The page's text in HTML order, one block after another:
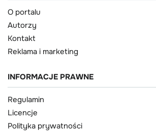
O portalu
Autorzy
Kontakt
Reklama i marketing
INFORMACJE PRAWNE
Regulamin
Licencje
Polityka prywatności